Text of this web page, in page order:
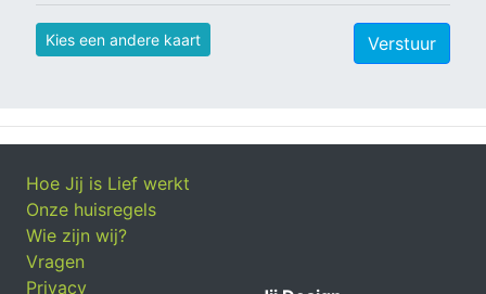
Kies een andere kaart Verstuur
Hoe Jij is Lief werkt
Onze huisregels
Wie zijn wij?
Vragen
Privacy